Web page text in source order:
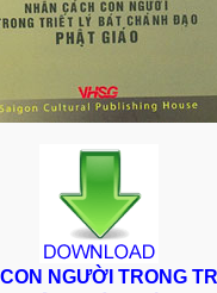
NGƯỜI TRONG